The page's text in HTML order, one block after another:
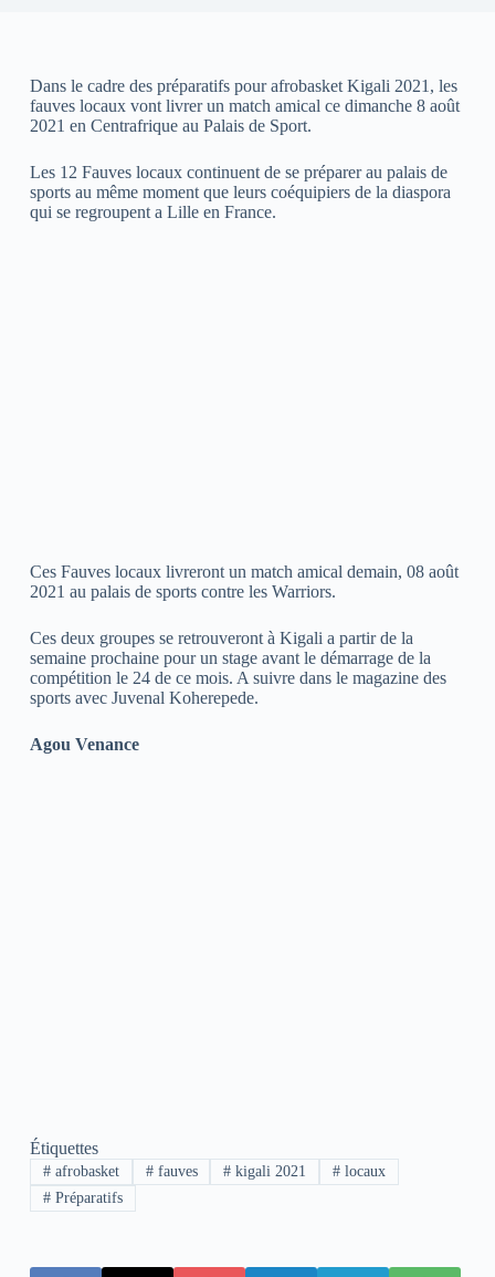
Dans le cadre des préparatifs pour afrobasket Kigali 2021, les
fauves locaux vont livrer un match amical ce dimanche 8 août
2021 en Centrafrique au Palais de Sport.
Les 12 Fauves locaux continuent de se préparer au palais de
sports au même moment que leurs coéquipiers de la diaspora
qui se regroupent a Lille en France.
Ces Fauves locaux livreront un match amical demain, 08 août
2021 au palais de sports contre les Warriors.
Ces deux groupes se retrouveront à Kigali a partir de la
semaine prochaine pour un stage avant le démarrage de la
compétition le 24 de ce mois. A suivre dans le magazine des
sports avec Juvenal Koherepede.
Agou Venance
Étiquettes
#afrobasket #fauves # kigali 2021 # locaux
#Préparatifs